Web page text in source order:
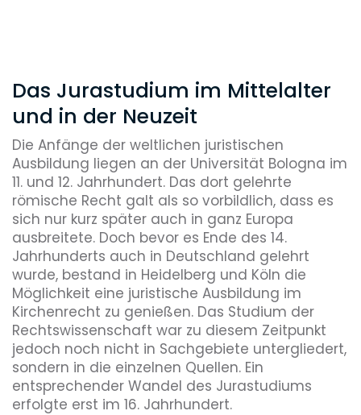
Das Jurastudium im Mittelalter
und in der Neuzeit
Die Anfänge der weltlichen juristischen
Ausbildung liegen an der Universität Bologna im
11. und 12. Jahrhundert. Das dort gelehrte
römische Recht galt als so vorbildlich, dass es
sich nur kurz später auch in ganz Europa
ausbreitete. Doch bevor es Ende des 14.
Jahrhunderts auch in Deutschland gelehrt
wurde, bestand in Heidelberg und Köln die
Möglichkeit eine juristische Ausbildung im
Kirchenrecht zu genießen. Das Studium der
Rechtswissenschaft war zu diesem Zeitpunkt
jedoch noch nicht in Sachgebiete untergliedert,
sondern in die einzelnen Quellen. Ein
entsprechender Wandel des Jurastudiums
erfolgte erst im 16. Jahrhundert.